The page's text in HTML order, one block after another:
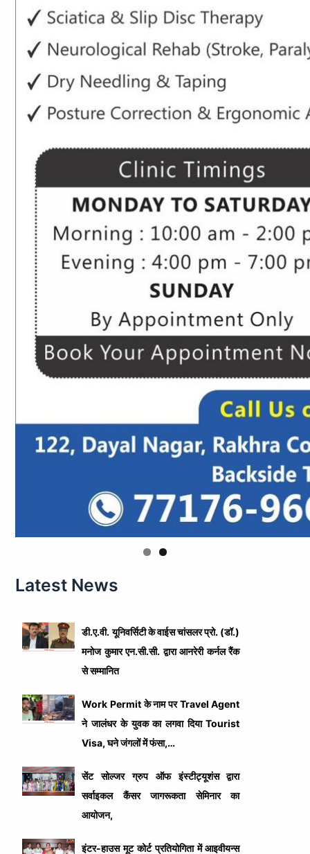
Latest News
डी.ए.वी. यूनिवर्सिटी के वाईस चांसलर प्रो. (डॉ.)
मनोज कुमार एन.सी.सी. द्वारा आनरेरी कर्नल रैंक
से सम्मानित
Work Permit के नाम पर Travel Agent
ने जालंधर के युवक का लगवा दिया Tourist
Visa, घने जंगलों में फंसा,…
सेंट सोल्जर ग्रुप ऑफ इंस्टीट्यूशंस द्वारा
सर्वाइकल कैंसर जागरूकता सेमिनार का
आयोजन,
इंटर-हाउस मूट कोर्ट प्रतियोगिता में आइवीयन्स